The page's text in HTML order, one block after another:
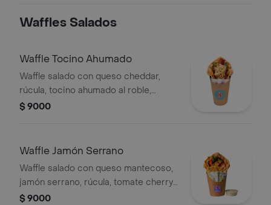
Waffles Salados
Waffle Tocino Ahumado
Waffle salado con queso cheddar,
rúcula, tocino ahumado al roble,
tomate cherry y papas al hilo
$ 9000
Waffle Jamón Serrano
Waffle salado con queso mantecoso,
jamón serrano, rúcula, tomate cherry
y papas al hilo
$ 9000